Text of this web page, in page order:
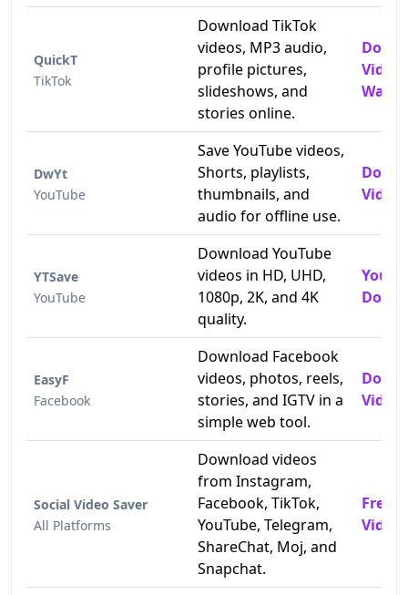
QuickT
TikTok
Download TikTok
videos, MP3 audio,
profile pictures,
slideshows, and
stories online.
DwYt
YouTube
Save YouTube videos,
Shorts, playlists,
thumbnails, and
audio for offline use.
YTSave
YouTube
Download YouTube
videos in HD, UHD,
1080p, 2K, and 4K
quality.
EasyF
Facebook
Download Facebook
videos, photos, reels,
stories, and IGTV in a
simple web tool.
Social Video Saver
All Platforms
Download videos
from Instagram,
Facebook, TikTok,
YouTube, Telegram,
ShareChat, Moj, and
Snapchat.
Free
Video